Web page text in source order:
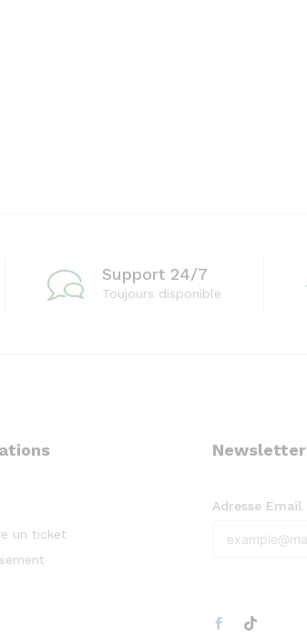
Support 24/7
Toujours disponible
un ticket
Newsletter
Adresse Email